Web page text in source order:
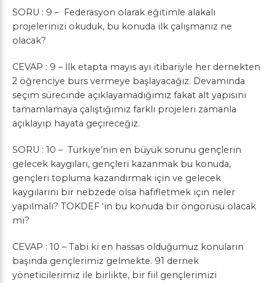
SORU : 9 – Federasyon olarak eğitimle alakalı
projelerinizi okuduk, bu konuda ilk çalışmanız ne
olacak?
CEVAP : 9 – İlk etapta mayıs ayı itibariyle her dernekten
2 öğrenciye burs vermeye başlayacağız. Devamında
seçim sürecinde açıklayamadığımız fakat alt yapısını
tamamlamaya çalıştığımız farklı projeleri zamanla
açıklayıp hayata geçireceğiz.
SORU : 10 – Türkiye’nin en büyük sorunu gençlerin
gelecek kaygıları, gençleri kazanmak bu konuda,
gençleri topluma kazandırmak için ve gelecek
kaygılarını bir nebzede olsa hafifletmek için neler
yapılmalı? TOKDEF ‘in bu konuda bir öngörüsü olacak
mı?
CEVAP : 10 – Tabi ki en hassas olduğumuz konuların
başında gençlerimiz gelmekte. 91 dernek
yöneticilerimiz ile birlikte, bir fiil gençlerimizi